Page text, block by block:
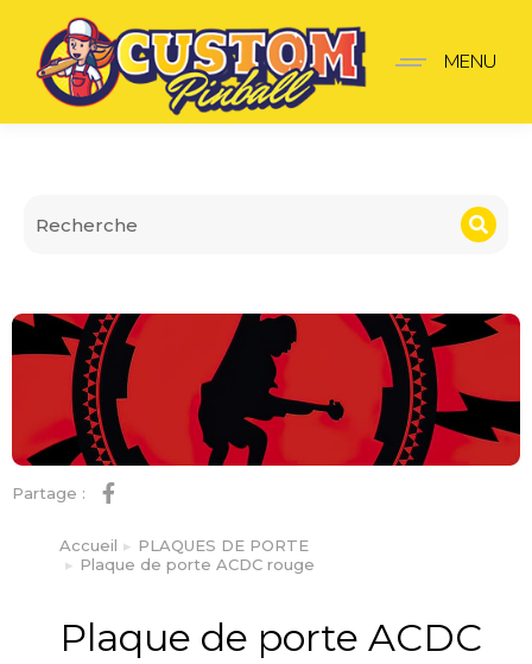
Plaque de porte ACDC
MENU
Partage :
Vous êtes ici :
Accueil
PLAQUES DE PORTE
Plaque de porte ACDC rouge
Plaque de porte ACDC